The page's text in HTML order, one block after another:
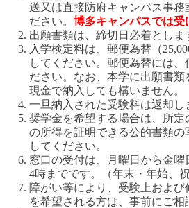
送又は直接防府キャンパス事務
ださい。博多キャンパスでは受
出願書類は、締切日必着としま
入学検定料は、郵便為替（
してください。郵便為替には、
ださい。なお、本学に出願書類
現金で納入しても構いません。
一旦納入された受験料は返却し
奨学金を希望する場合は、所定
の所得を証明できる公的書類
してください。
窓口の受付は、月曜日から金曜
4時までです。（年末・年始、
障がい等により、受験上および
を希望される方は、事前にご相